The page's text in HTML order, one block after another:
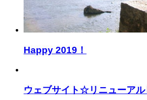
Happy 2019！
ウェブサイト☆リニューアル